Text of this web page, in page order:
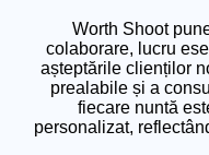
Worth Shoot
colaborare, lucru
așteptările clienților
prealabile și a
fiecare nuntă
personalizat,